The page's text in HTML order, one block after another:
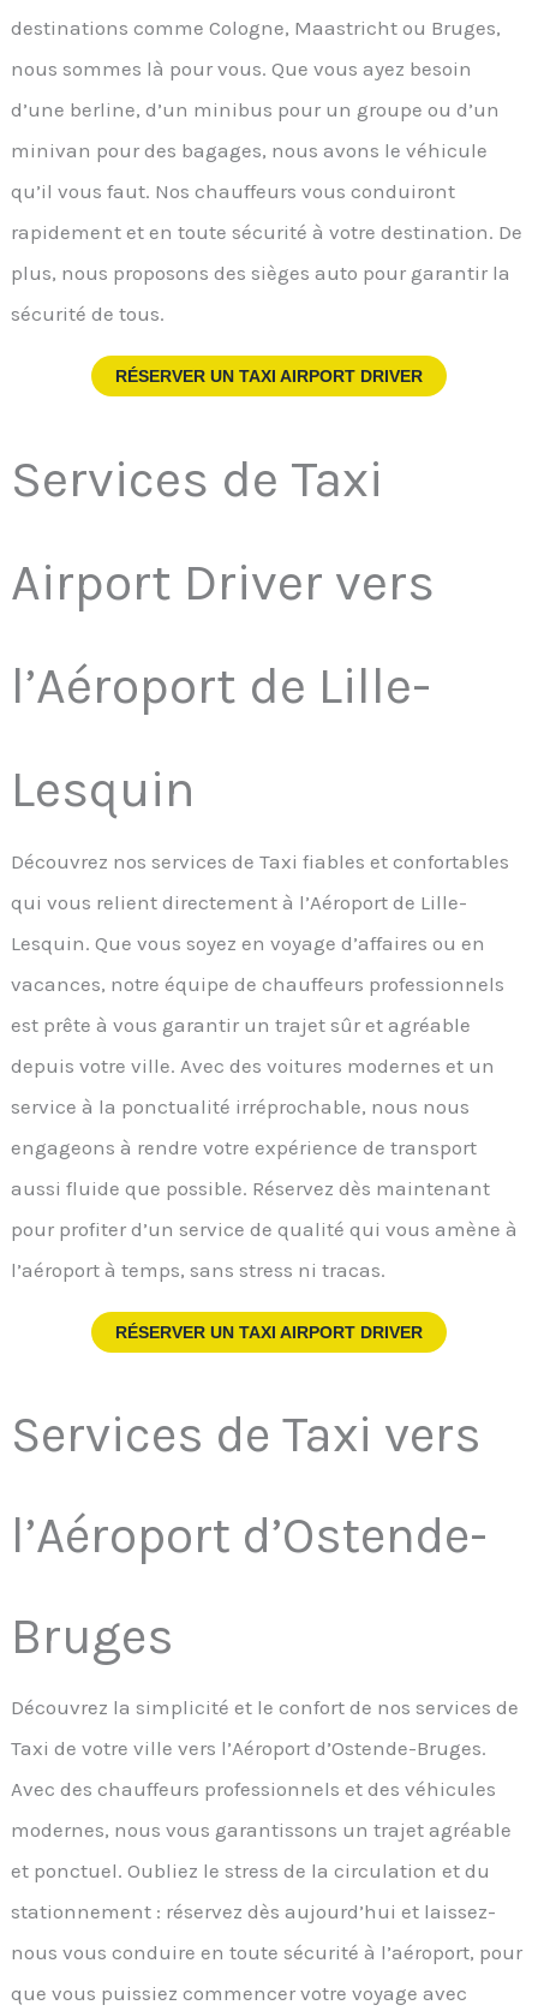
destinations comme Cologne, Maastricht ou Bruges,
nous sommes là pour vous. Que vous ayez besoin
d’une berline, d’un minibus pour un groupe ou d’un
minivan pour des bagages, nous avons le véhicule
qu’il vous faut. Nos chauffeurs vous conduiront
rapidement et en toute sécurité à votre destination. De
plus, nous proposons des sièges auto pour garantir la
sécurité de tous.
RÉSERVER UN TAXI AIRPORT DRIVER
Services de Taxi
Airport Driver vers
l’Aéroport de Lille-
Lesquin
Découvrez nos services de Taxi fiables et confortables
qui vous relient directement à l’Aéroport de Lille-
Lesquin. Que vous soyez en voyage d’affaires ou en
vacances, notre équipe de chauffeurs professionnels
est prête à vous garantir un trajet sûr et agréable
depuis votre ville. Avec des voitures modernes et un
service à la ponctualité irréprochable, nous nous
engageons à rendre votre expérience de transport
aussi fluide que possible. Réservez dès maintenant
pour profiter d’un service de qualité qui vous amène à
l’aéroport à temps, sans stress ni tracas.
RÉSERVER UN TAXI AIRPORT DRIVER
Services de Taxi vers
l’Aéroport d’Ostende-
Bruges
Découvrez la simplicité et le confort de nos services de
Taxi de votre ville vers l’Aéroport d’Ostende-Bruges.
Avec des chauffeurs professionnels et des véhicules
modernes, nous vous garantissons un trajet agréable
et ponctuel. Oubliez le stress de la circulation et du
stationnement : réservez dès aujourd’hui et laissez-
nous vous conduire en toute sécurité à l’aéroport, pour
que vous puissiez commencer votre voyage avec